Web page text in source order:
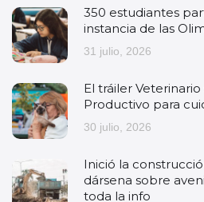
350 estudiantes
instancia de las
31 julio, 2026
El tráiler
Productivo para
30 julio, 2026
Inició la
dársena sobre
toda la info